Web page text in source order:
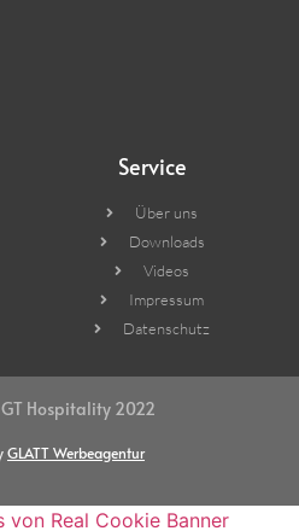
Service
Über uns
Downloads
Videos
Impressum
Datenschutz
Hospitality 2022
GLATT Werbeagentur
von Real Cookie Banner